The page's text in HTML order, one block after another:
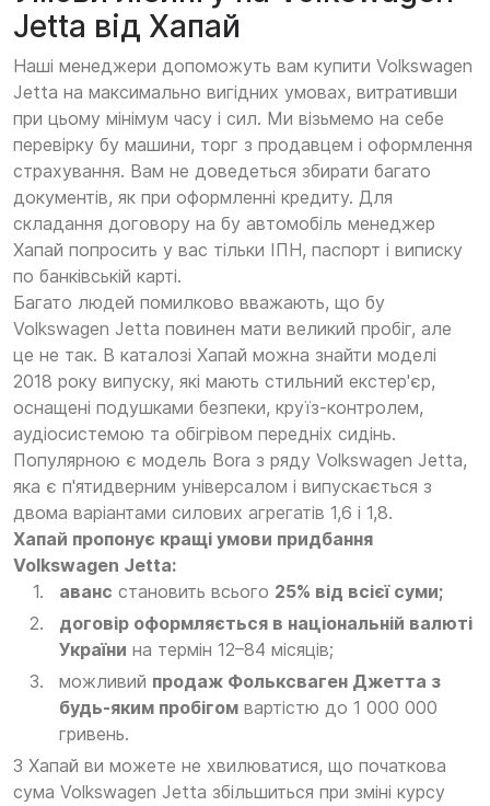
Jetta від Хапай
Наші менеджери допоможуть вам купити Volkswagen
Jetta на максимально вигідних умовах, витративши
при цьому мінімум часу і сил. Ми візьмемо на себе
перевірку бу машини, торг з продавцем і оформлення
страхування. Вам не доведеться збирати багато
документів, як при оформленні кредиту. Для
складання договору на бу автомобіль менеджер
Хапай попросить у вас тільки ІПН, паспорт і виписку
по банківській карті.
Багато людей помилково вважають, що бу
Volkswagen Jetta повинен мати великий пробіг, але
це не так. В каталозі Хапай можна знайти моделі
2018 року випуску, які мають стильний екстер'єр,
оснащені подушками безпеки, круїз-контролем,
аудіосистемою та обігрівом передніх сидінь.
Популярною є модель Bora з ряду Volkswagen Jetta,
яка є п'ятидверним універсалом і випускається з
двома варіантами силових агрегатів 1,6 і 1,8.
Хапай пропонує кращі умови придбання
Volkswagen Jetta:
аванс становить всього 25% від всієї суми;
договір оформляється в національній валюті
України на термін 12–84 місяців;
можливий продаж Фольксваген Джетта з
будь-яким пробігом вартістю до 1 000 000
гривень.
З Хапай ви можете не хвилюватися, що початкова
сума Volkswagen Jetta збільшиться при зміні курсу